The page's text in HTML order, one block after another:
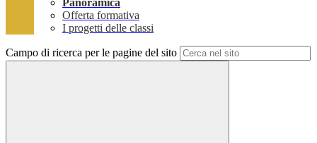
Panoramica
Offerta formativa
I progetti delle classi
Campo di ricerca per le pagine del sito